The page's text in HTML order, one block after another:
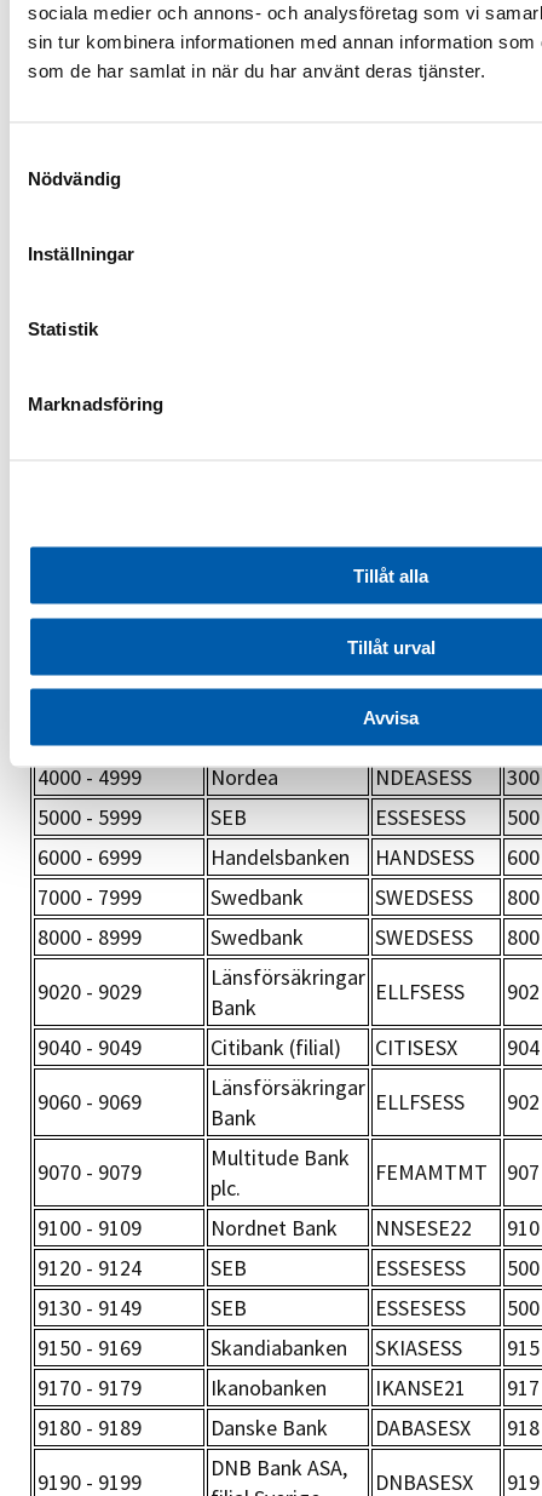
sociala medier och annons- och analysföretag som vi
sin tur kombinera informationen med annan information
som de har samlat in när du har använt deras tjänster.
Nödvändig
Inställningar
Statistik
Marknadsföring
Tillåt alla
Tillåt urval
Avvisa
2129 - 2129
Steven AB SVVVSES4
212
2130 - 2139
Zimpler AB ZIMPSES2
213
3301 - 3399
Nordea NDEASESS
300
3400 - 3409
Länsförsäkringar
Bank
ELLFSESS
902
NDEASESS
3782 - 3782
Nordea NDEASESS
300
4000 - 4999
Nordea NDEASESS
300
5000 - 5999
SEB ESSESESS
500
6000 - 6999
Handelsbanken HANDSESS
600
7000 - 7999
Swedbank SWEDSESS
800
8000 - 8999
Swedbank SWEDSESS
800
9020 - 9029
Länsförsäkringar
Bank
ELLFSESS
902
9040 - 9049
Citibank (filial) CITISESX
904
9060 - 9069
Länsförsäkringar
Bank
ELLFSESS 902
9070 - 9079
Multitude Bank
plc.
FEMAMTMT
907
9100 - 9109
Nordnet Bank NNSESE22
910
9120 - 9124
SEB ESSESESS
500
9130 - 9149
SEB ESSESESS
500
9150 - 9169
Skandiabanken SKIASESS
915
9170 - 9179
Ikanobanken IKANSE21
917
9180 - 9189
Danske Bank DABASESX
918
9190 - 9199
DNB Bank ASA,
DNBASESX 919